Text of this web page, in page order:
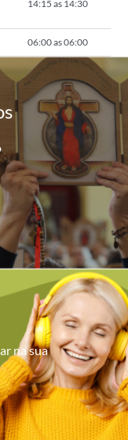
14:15 as 14:30
06:00 as 06:00
na sua